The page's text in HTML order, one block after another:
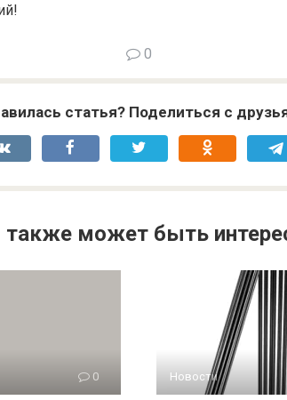
0
статья? Поделиться с
также может быть
0 Новости